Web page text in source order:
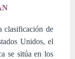
clasificación de
Unidos, el
se sitúa en los